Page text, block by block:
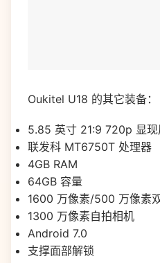
Oukitel U18 的其它装备：
5.85 英寸 21:9 720p 显现
联发科 MT6750T 处理器
4GB RAM
64GB 容量
1600 万像素/500 万像素
1300 万像素自拍相机
Android 7.0
支撑面部解锁